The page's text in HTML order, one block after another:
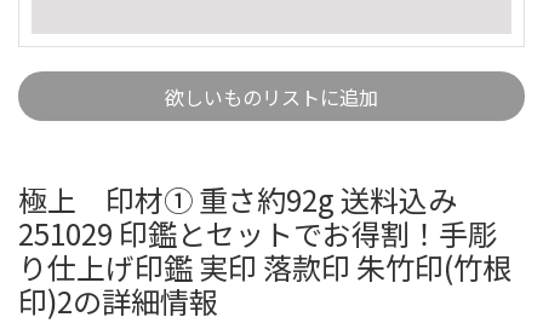
欲しいものリストに追加
極上 印材① 重さ約92g 送料込み
251029 印鑑とセットでお得割！手彫
り仕上げ印鑑 実印 落款印 朱竹印(竹根
印)2の詳細情報